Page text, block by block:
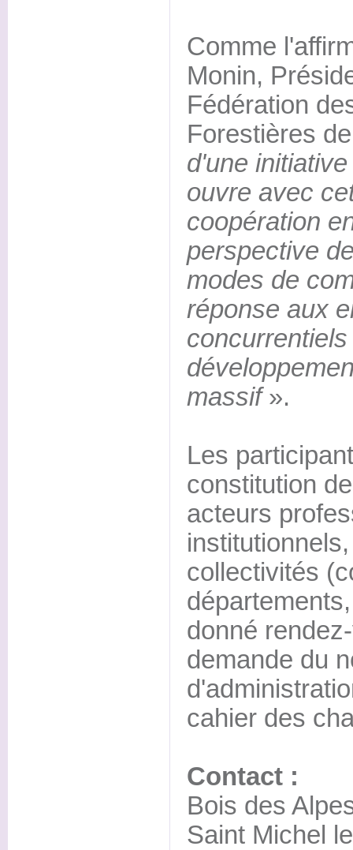
Comme
Monin,
Fédération
Forestières
d'une
ouvre avec
coopération
perspective
modes de
réponse aux
massif».
Les
constitution
acteurs
collectivités
donné
demande du
cahier des
Contact :
Bois des
Saint Michel